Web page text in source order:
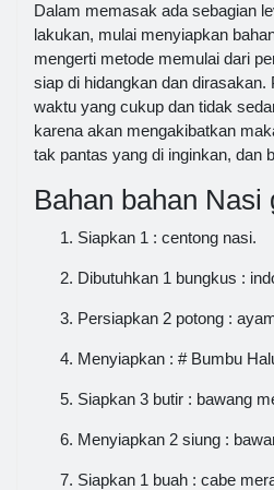
Dalam memasak ada sebagian
lakukan, mulai menyiapkan
mengerti metode memulai dari
siap di hidangkan dan
waktu yang cukup dan tidak
karena akan mengakibatkan
tak pantas yang di inginkan, dan
Bahan bahan Nasi
Siapkan 1 : centong nasi.
Dibutuhkan 1 bungkus :
Persiapkan 2 potong :
Menyiapkan : # Bumbu
Siapkan 3 butir : bawang
Menyiapkan 2 siung :
Siapkan 1 buah : cabe